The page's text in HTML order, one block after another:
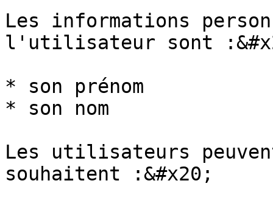
Les informations
l'utilisateur sont
* son prénom
* son nom
Les utilisateurs
souhaitent :&#x20;